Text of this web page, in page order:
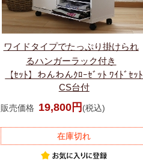
ワイドタイプでたっぷり掛けられ
るハンガーラック付き
【ｾｯﾄ】わんわんｸﾛｰｾﾞｯﾄ ﾜｲﾄﾞｾｯﾄ
CS台付
販売価格 19,800円 (税込)
在庫切れ